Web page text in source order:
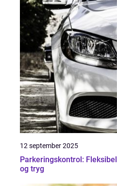
12 september 2025
Parkeringskontrol: Fleksibel
og tryg